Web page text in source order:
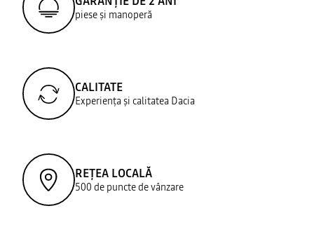
piese și manoperă
CALITATE
Experiența și calitatea Dacia
REȚEA LOCALĂ
500 de puncte de vânzare